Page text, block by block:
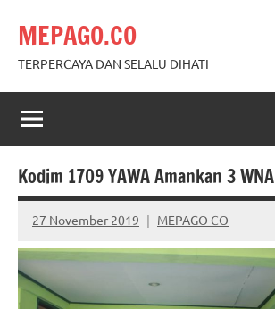
content
MEPAGO.CO
TERPERCAYA DAN SELALU DIHATI
Kodim 1709 YAWA Amankan 3 WNA
27 November 2019 MEPAGO CO
No
comments